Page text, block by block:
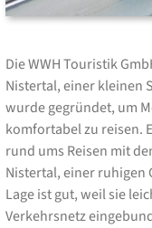
Die WWH Touristik
Nistertal, einer kleinen
wurde gegründet, um
komfortabel zu reisen.
rund ums Reisen mit
Nistertal, einer ruhigen
Lage ist gut, weil sie
Verkehrsnetz